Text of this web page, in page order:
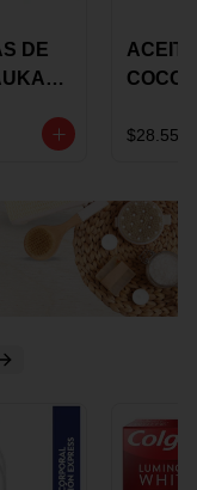
DE
COCO
150G
$28.550